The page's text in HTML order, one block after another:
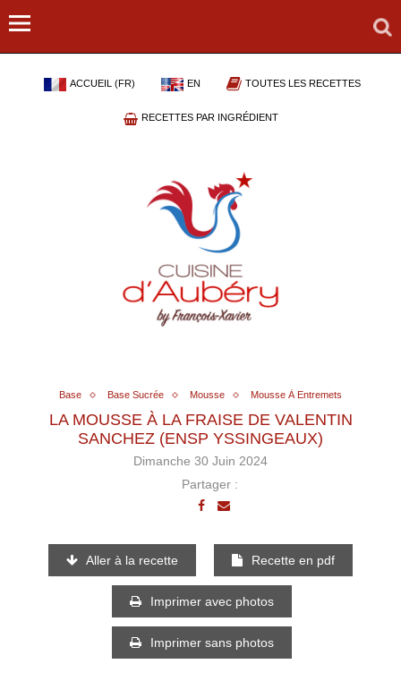
ACCUEIL (FR) EN TOUTES LES RECETTES
RECETTES PAR INGRÉDIENT
Base Base Sucrée Mousse Mousse À Entremets
LA MOUSSE À LA FRAISE DE VALENTIN
SANCHEZ (ENSP YSSINGEAUX)
Dimanche 30 Juin 2024
Partager :
Aller à la recette Recette en pdf
Imprimer avec photos
Imprimer sans photos